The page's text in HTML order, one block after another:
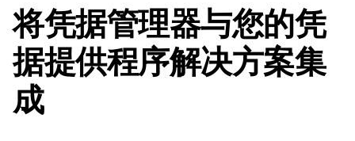
将凭据管理器与您的凭
据提供程序解决方案集
成